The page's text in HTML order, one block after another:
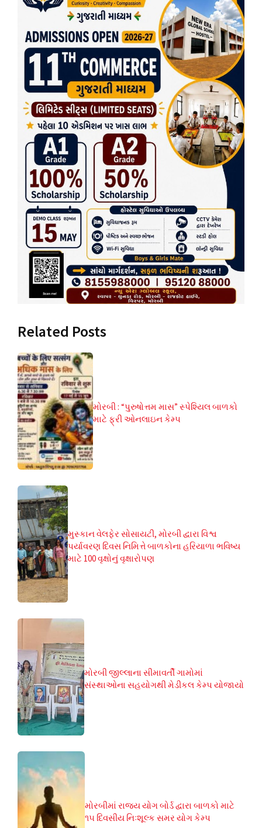
Related Posts
મોરબી : “પુરુષોત્તમ માસ” સ્પેશ્યિલ બાળકો
માટે ફ્રી ઓનલાઇન કેમ્પ
મુસ્કાન વેલફેર સોસાયટી, મોરબી દ્વારા વિશ્વ
પર્યાવરણ દિવસ નિમિત્તે બાળકોના હરિયાળા ભવિષ્ય
માટે 100 વૃક્ષોનું વૃક્ષારોપણ
મોરબી જીલ્લાના સીમાવર્તી ગામોમાં
સંસ્થાઓના સહયોગથી મેડીકલ કેમ્પ યોજાયો
મોરબીમાં રાજ્ય યોગ બોર્ડ દ્વારા બાળકો માટે
૧૫ દિવસીય નિઃશૂલ્ક સમર યોગ કેમ્પ